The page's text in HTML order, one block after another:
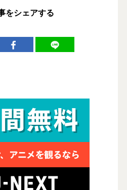
をシェアする